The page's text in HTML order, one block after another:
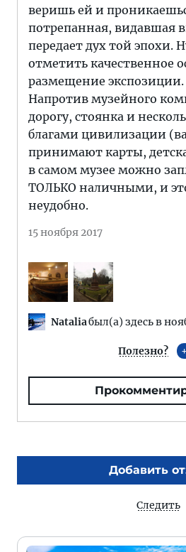
веришь ей и
потрепанная, видавшая
передает дух той эпохи.
отметить качественное
размещение экспозиции.
Напротив музейного
дорогу, стоянка и
благами цивилизации
принимают карты,
в самом музее можно
ТОЛЬКО наличными, и
неудобно.
15 ноября 2017
Nataliaбыл(а) здесь в
Полезно?
Добавить
Следить